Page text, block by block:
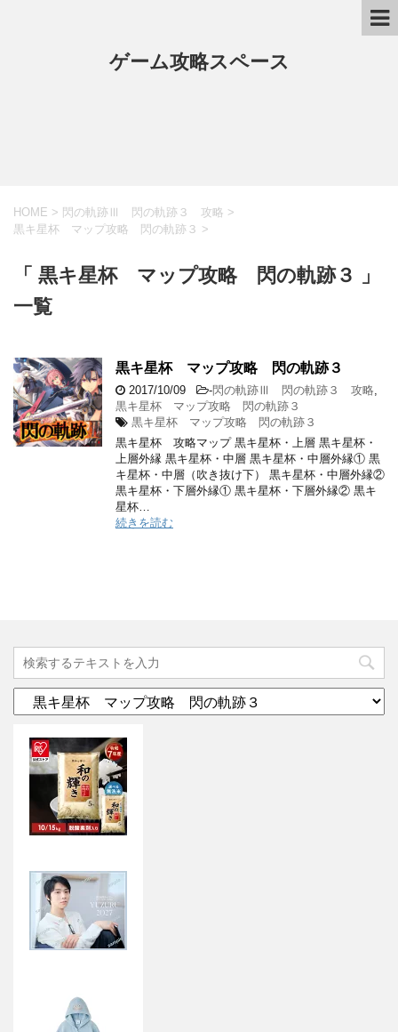
ゲーム攻略スペース
HOME > 閃の軌跡Ⅲ 閃の軌跡３ 攻略 >
黒キ星杯 マップ攻略 閃の軌跡３ >
「 黒キ星杯 マップ攻略 閃の軌跡３ 」
一覧
黒キ星杯 マップ攻略 閃の軌跡３
2017/10/09 -閃の軌跡Ⅲ 閃の軌跡３ 攻略
黒キ星杯 マップ攻略 閃の軌跡３
黒キ星杯 マップ攻略 閃の軌跡３
黒キ星杯 攻略マップ 黒キ星杯・上層 黒キ星杯・
上層外縁 黒キ星杯・中層 黒キ星杯・中層外縁① 黒
キ星杯・中層（吹き抜け下） 黒キ星杯・中層外縁②
黒キ星杯・下層外縁① 黒キ星杯・下層外縁② 黒キ
星杯…
続きを読む
テ